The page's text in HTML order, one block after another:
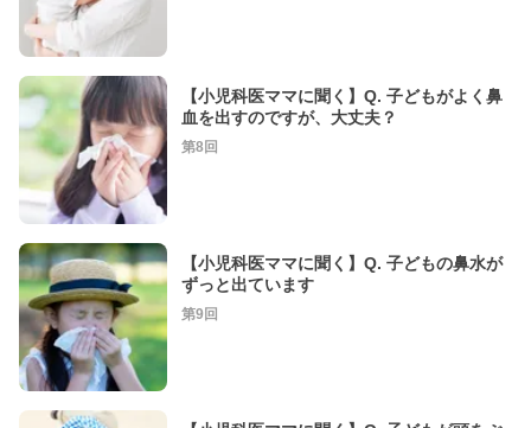
【小児科医ママに聞く】Q. 子どもがよく鼻
血を出すのですが、大丈夫？
第8回
【小児科医ママに聞く】Q. 子どもの鼻水が
ずっと出ています
第9回